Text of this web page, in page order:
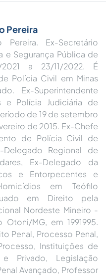
Pereira
Pereira. Ex-Secretário
e Segurança Pública de
a 23/11/2022. É
Polícia Civil em Minas
Ex-Superintendente
e Polícia Judiciária de
de 19 de setembro
de 2015. Ex-Chefe
de Polícia Civil de
Delegado Regional de
Ex-Delegado da
e Entorpecentes e
em Teófilo
em Direito pela
Nordeste Mineiro -
Otoni/MG, em 1991995.
Penal, Processo Penal,
Instituições de
Privado, Legislação
Avançado, Professor